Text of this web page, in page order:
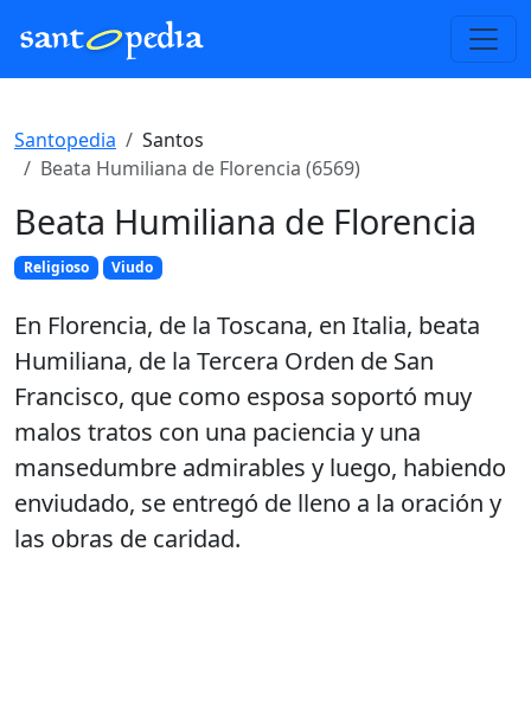
Santopedia
Santos
Beata Humiliana de Florencia (6569)
Beata Humiliana de Florencia
Religioso Viudo
En Florencia, de la Toscana, en Italia, beata
Humiliana, de la Tercera Orden de San
Francisco, que como esposa soportó muy
malos tratos con una paciencia y una
mansedumbre admirables y luego, habiendo
enviudado, se entregó de lleno a la oración y
las obras de caridad.